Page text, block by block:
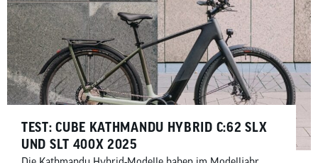
TEST: CUBE KATHMANDU HYBRID C:62 SLX
UND SLT 400X 2025